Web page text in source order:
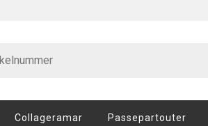
Collageramar Passepartouter